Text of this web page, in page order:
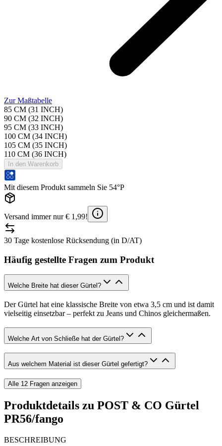
Zur Maßtabelle
85 CM (31 INCH)
90 CM (32 INCH)
95 CM (33 INCH)
100 CM (34 INCH)
105 CM (35 INCH)
110 CM (36 INCH)
In den Warenkorb
Mit diesem Produkt sammeln Sie 54°P
Versand immer nur € 1,99!
30 Tage kostenlose Rücksendung (in D/AT)
Häufig gestellte Fragen zum Produkt
Welche Breite hat dieser Gürtel?
Der Gürtel hat eine klassische Breite von etwa 3,5 cm und ist damit
vielseitig einsetzbar – perfekt zu Jeans und Chinos gleichermaßen.
Welche Art von Schließe hat der Gürtel?
Aus welchem Material ist dieser Gürtel gefertigt?
Alle 12 Fragen anzeigen
Produktdetails zu POST & CO Gürtel
PR56/fango
BESCHREIBUNG